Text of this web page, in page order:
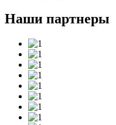
Наши партнеры